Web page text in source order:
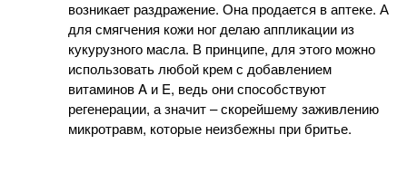
возникает раздражение. Она продается в аптеке. А
для смягчения кожи ног делаю аппликации из
кукурузного масла. В принципе, для этого можно
использовать любой крем с добавлением
витаминов A и E, ведь они способствуют
регенерации, а значит – скорейшему заживлению
микротравм, которые неизбежны при бритье.